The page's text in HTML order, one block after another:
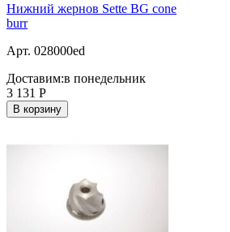
Нижний жернов Sette BG cone
burr
Арт. 028000ed
Доставим:в понедельник
3 131 Р
В корзину